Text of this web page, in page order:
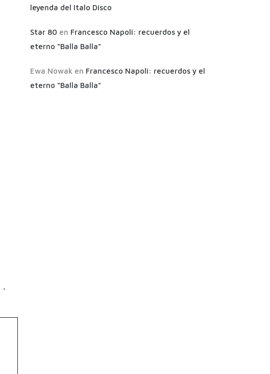
*
leyenda del Italo Disco
Star 80 en Francesco Napoli: recuerdos y el
eterno “Balla Balla”
Ewa Nowak en Francesco Napoli: recuerdos y el
eterno “Balla Balla”